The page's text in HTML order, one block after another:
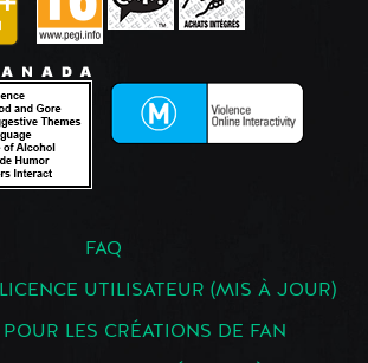
FAQ
UTILISATEUR (MIS À JOUR)
LES CRÉATIONS DE FAN